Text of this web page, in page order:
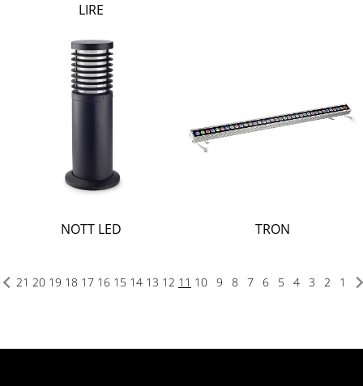
LIRE
TRON
NOTT LED
1
2
3
4
5
6
7
8
9
10
11
12
13
14
15
16
17
18
19
20
21